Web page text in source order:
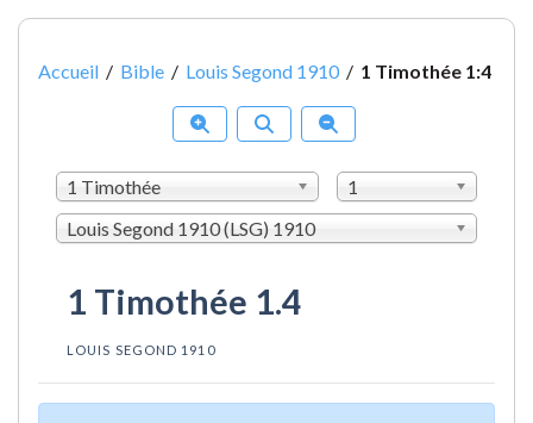
Accueil / Bible / Louis Segond 1910 / 1 Timothée 1:4
1 Timothée
1
Louis Segond 1910 (LSG) 1910
1 Timothée 1.4
LOUIS SEGOND 1910